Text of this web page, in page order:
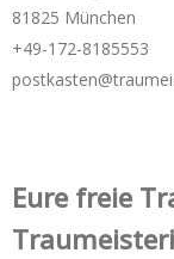
81825 München
+49-172-­8185553
Eure freie